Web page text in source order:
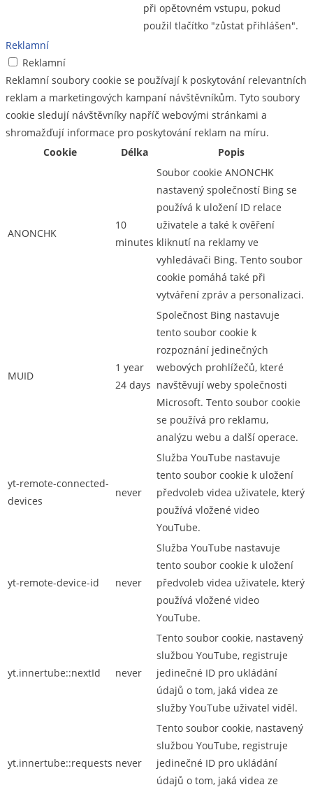
při opětovném vstupu, pokud
použil tlačítko "zůstat přihlášen".
Reklamní
Reklamní
Reklamní soubory cookie se používají k poskytování relevantních
reklam a marketingových kampaní návštěvníkům. Tyto soubory
cookie sledují návštěvníky napříč webovými stránkami a
shromažďují informace pro poskytování reklam na míru.
Cookie
Délka Popis
ANONCHK
10
minutes
Soubor cookie ANONCHK
nastavený společností Bing se
používá k uložení ID relace
uživatele a také k ověření
kliknutí na reklamy ve
vyhledávači Bing. Tento soubor
cookie pomáhá také při
vytváření zpráv a personalizaci.
MUID
1 year
24 days
Společnost Bing nastavuje
tento soubor cookie k
rozpoznání jedinečných
webových prohlížečů, které
navštěvují weby společnosti
Microsoft. Tento soubor cookie
se používá pro reklamu,
analýzu webu a další operace.
yt-remote-connected-
devices
never
Služba YouTube nastavuje
tento soubor cookie k uložení
předvoleb videa uživatele, který
používá vložené video
YouTube.
yt-remote-device-id never
Služba YouTube nastavuje
tento soubor cookie k uložení
předvoleb videa uživatele, který
používá vložené video
YouTube.
yt.innertube::nextId never
Tento soubor cookie, nastavený
službou YouTube, registruje
jedinečné ID pro ukládání
údajů o tom, jaká videa ze
služby YouTube uživatel viděl.
yt.innertube::requests never
Tento soubor cookie, nastavený
službou YouTube, registruje
jedinečné ID pro ukládání
údajů o tom, jaká videa ze